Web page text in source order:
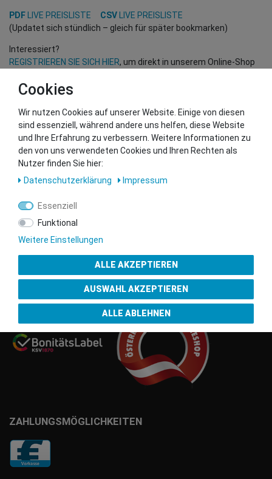
PDF LIVE PREISLISTE CSV
LIVE PREISLISTE
(Updatet sich stündlich – gleich für später bookmarken)
Interessiert?
REGISTRIEREN SIE SICH HIER, um direkt in unserem Online-Shop
(Nur für Wiederverkäufer und B2B Kunden – gültige EU UID
Sie wollen uns beliefern?
Kontaktieren Sie unser GSMshop Purchase Team
Whatsapp: +436766684438
info@gsmshop.at
13.02.2024 14:55
ZAHLUNGSMÖGLICHKEITEN
Gütesiegel
Cookies
Wir nutzen Cookies auf unserer Website. Einige von diesen
sind essenziell, während andere uns helfen, diese Website
und Ihre Erfahrung zu verbessern. Weitere Informationen zu
den von uns verwendeten Cookies und Ihren Rechten als
Nutzer finden Sie hier:
Daten­schutz­erklärung
Impressum
Essenziell
Funktional
Weitere Einstellungen
ALLE AKZEPTIEREN
AUSWAHL AKZEPTIEREN
ALLE ABLEHNEN